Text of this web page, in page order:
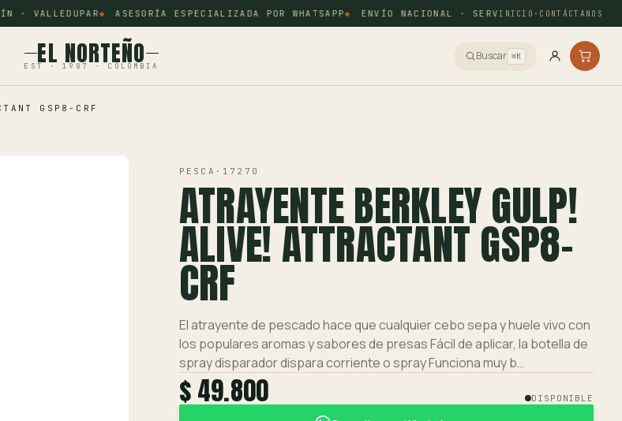
· VALLEDUPAR ASESORÍA ESPECIALIZADA POR WHATSAPP ENVÍO NACIONAL · SERVIENTREGA Y
INICIO · CONTÁCTANOS
EL NORTEÑO
EST · 1987 · COLOMBIA
Buscar ⌘K
GSP8-CRF
PESCA · 17270
ATRAYENTE BERKLEY GULP!
ALIVE! ATTRACTANT GSP8-
CRF
El atrayente de pescado hace que cualquier cebo sepa y huele vivo con
los populares aromas y sabores de presas Fácil de aplicar, la botella de
spray disparador dispara corriente o spray Funciona muy b…
$ 49.800 DISPONIBLE